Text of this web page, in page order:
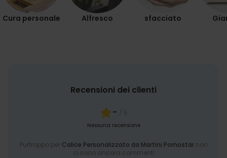
Cura personale Alfresco sfacciato
Recensioni dei clienti
- / 5
Nessuna recensione
Purtroppo per Calice Personalizzato da Martini Pornostarnon
ci sono ancora commenti